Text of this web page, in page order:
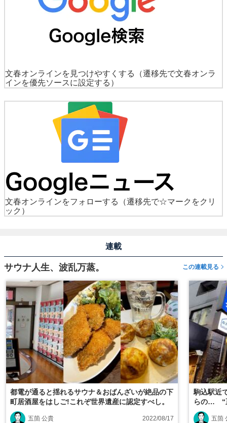
文春オンラインを見つけやすくする
（遷移先で文春オンラ
インを優先ソースに設定する）
文春オンラインをフォローする
（遷移先で☆マークをクリ
ック）
連載
サウナ人生、波乱万蒸。 この連載見る
都電が通ると揺れるサウナ＆おばんざいが絶品の下
町居酒屋をはしご!これぞ世界遺産に認定すべし。
五箇 公貴 2022/08/17
駒込駅近
らの… “
五箇